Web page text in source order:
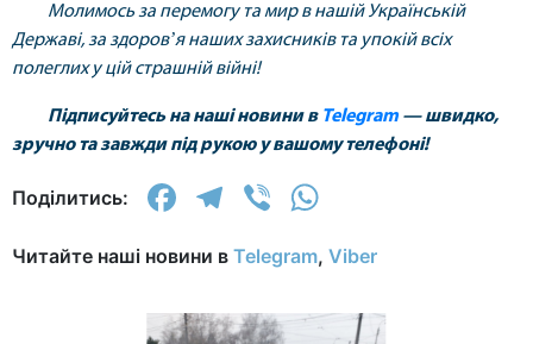
Молимось за перемогу та мир в нашій Українській
Державі, за здоровʼя наших захисників та упокій всіх
полеглих у цій страшній війні!
Підписуйтесь на наші новини в Telegram — швидко,
зручно та завжди під рукою у вашому телефоні!
Поділитись: Facebook
Telegram
Viber
Читайте наші новини в Telegram, Viber